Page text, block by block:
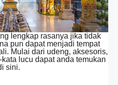
lengkap rasanya jika tidak
pun dapat menjadi tempat
Mulai dari udeng, aksesoris,
lucu dapat anda temukan
sini.